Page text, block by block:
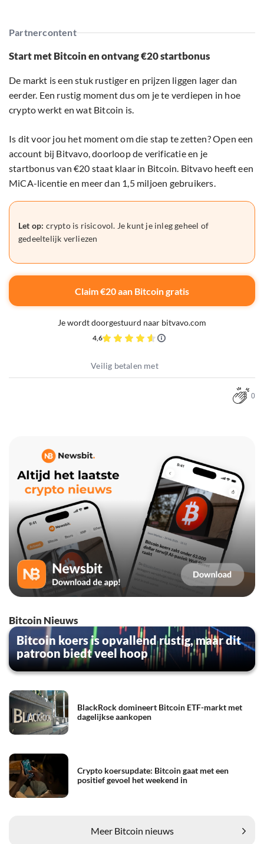
Partnercontent
Start met Bitcoin en ontvang €20 startbonus
De markt is een stuk rustiger en prijzen liggen lager dan
eerder. Een rustig moment dus om je te verdiepen in hoe
crypto werkt en wat Bitcoin is.
Is dit voor jou het moment om die stap te zetten? Open een
account bij Bitvavo, doorloop de verificatie en je
startbonus van €20 staat klaar in Bitcoin. Bitvavo heeft een
MiCA-licentie en meer dan 1,5 miljoen gebruikers.
Let op: crypto is risicovol. Je kunt je inleg geheel of
gedeeltelijk verliezen
Claim €20 aan Bitcoin gratis
Je wordt doorgestuurd naar bitvavo.com
4,6
Veilig betalen met
0
Bitcoin Nieuws
Bitcoin koers is opvallend rustig, maar dit
patroon biedt veel hoop
BlackRock domineert Bitcoin ETF-markt met
dagelijkse aankopen
Crypto koersupdate: Bitcoin gaat met een
positief gevoel het weekend in
Meer Bitcoin nieuws